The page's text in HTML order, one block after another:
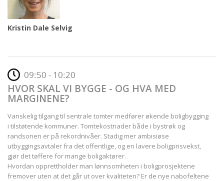
Kristin Dale Selvig
09:50 - 10:20
HVOR SKAL VI BYGGE - OG HVA MED
MARGINENE?
Vanskelig tilgang til sentrale tomter medfører økende boligbygging
i tilstøtende kommuner. Tomtekostnader både i bystrøk og
randsonen er på rekordnivåer. Stadig mer ambisiøse
utbyggingsavtaler fra det offentlige, og en lavere boligprisvekst,
gjør det tøffere for mange boligaktører.
Hvordan opprettholder man lønnsomheten i boligprosjektene
fremover uten at det går ut over kvaliteten? Er de nye nabofeltene